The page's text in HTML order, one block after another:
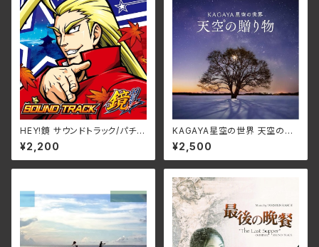
HEY!鏡 サウンドトラック/パチス
ロゲームサントラ DT-024(仕
様:CD)
¥2,200
KAGAYA星空の世界 天空の贈
り物/清田愛未 STMM-0017
¥2,500